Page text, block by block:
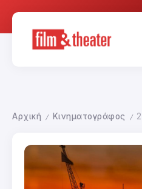
Αρχική / Κινηματογράφος /